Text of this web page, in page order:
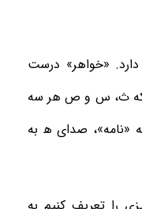
«خواهر» درست
که ث، س و ص هر سه
«نامه»، صدای ه‍ به